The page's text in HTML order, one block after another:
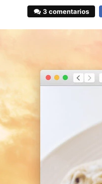
3 comentarios